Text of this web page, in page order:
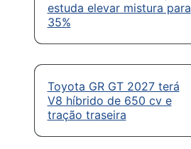
estuda elevar mistura para
35%
Toyota GR GT 2027 terá
V8 híbrido de 650 cv e
tração traseira